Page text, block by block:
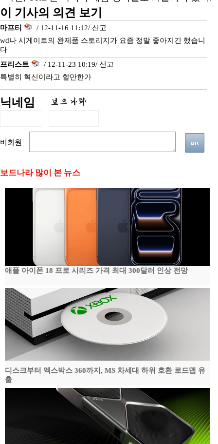
이 기사의 의견 보기
마프티 / 12-11-16 11:12/ 신고
wd나 시게이트의 완제품 스토리지가 요즘 정말 좋아지긴 했습니
다
프리스트
/ 12-11-23 10:19/ 신고
특별히 혁신이라고 할만한가
닉네임
비회원
보드나라 많이 본 뉴스
애플 아이폰 18 프로 시리즈 가격 최대 300달러 인상 전망
디스크부터 엑스박스 360까지, MS 차세대 하위 호환 로드맵 유
출